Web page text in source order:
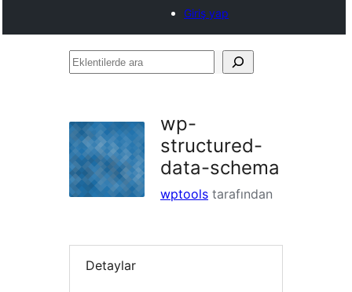
Giriş yap
Eklentilerde
wp-
structured-
data-schema
wptools tarafından
Detaylar